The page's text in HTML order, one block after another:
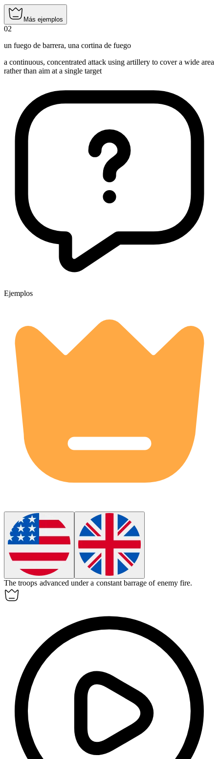
Más ejemplos
02
un fuego de barrera, una cortina de fuego
a continuous, concentrated attack using artillery to cover a wide area
rather than aim at a single target
Ejemplos
The troops advanced under a constant barrage of enemy fire.